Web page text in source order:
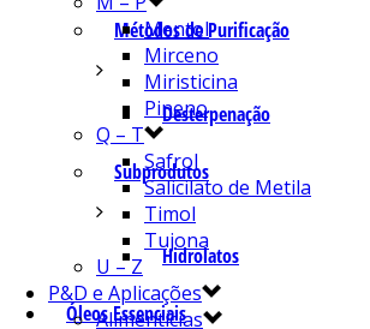
Métodos de Purificação
Desterpenação
Subprodutos
Hidrolatos
Óleos Essenciais
Mentol
Mirceno
Miristicina
Pineno
Q – T
Safrol
Salicilato de Metila
Timol
Tujona
U – Z
P&D e Aplicações
Alimentícias